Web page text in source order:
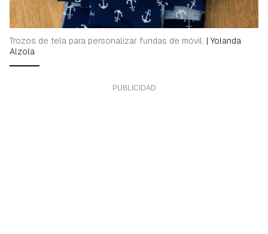
Trozos de tela para personalizar fundas de móvil. |Yolanda
Alzola